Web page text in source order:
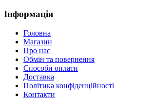
Інформація
Головна
Магазин
Про нас
Обмін та повернення
Способи оплати
Доставка
Політика конфіденційності
Контакти